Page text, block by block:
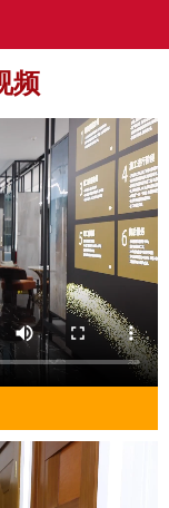
频